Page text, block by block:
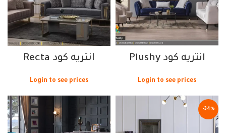
انتريه كود Plushy
Login to see prices
انتريه كود Recta
Login to see prices
-34%